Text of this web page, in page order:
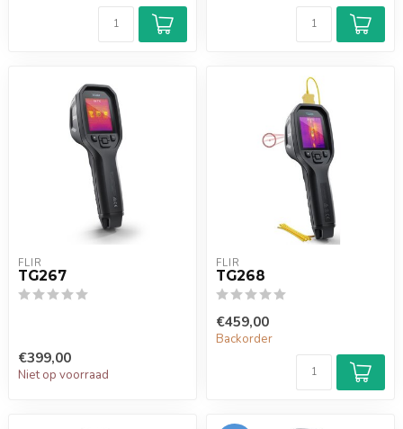
FLIR
TG267
€399,00
Niet op voorraad
FLIR
TG268
€459,00
Backorder